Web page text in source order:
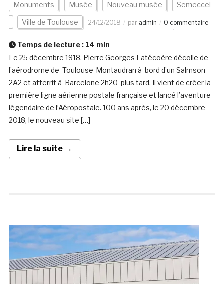
Monuments Musée Nouveau musée Semeccel
Ville de Toulouse 24/12/2018 par admin 0 commentaire
Temps de lecture : 14 min
Le 25 décembre 1918, Pierre Georges Latécoère décolle de
l’aérodrome de Toulouse-Montaudran à bord d’un Salmson
2A2 et atterrit à Barcelone 2h20 plus tard. Il vient de créer la
première ligne aérienne postale française et lancé l’aventure
légendaire de l’Aéropostale. 100 ans après, le 20 décembre
2018, le nouveau site […]
Lire la suite →